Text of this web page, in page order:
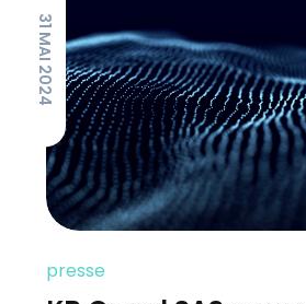
31 MAI 2024
presse